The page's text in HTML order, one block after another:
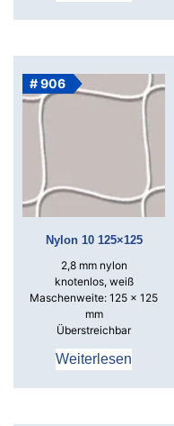
# 906
Nylon 10 125×125
2,8 mm nylon
knotenlos, weiß
Maschenweite: 125 x 125
mm
Überstreichbar
Weiterlesen